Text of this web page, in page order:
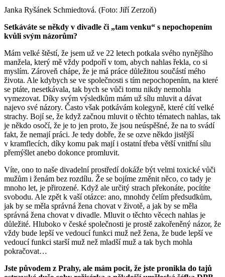
Janka Ryšánek Schmiedtová. (Foto: Jiří Zerzoň)
Setkáváte se někdy v divadle či „tam venku“ s nepochopením
kvůli svým názorům?
Mám velké štěstí, že jsem už ve 22 letech potkala svého nynějšího
manžela, který mě vždy podpoří v tom, abych nahlas řekla, co si
myslím. Zároveň chápe, že je má práce důležitou součástí mého
života. Ale kdybych se ve společnosti s tím nepochopením, na které
se ptáte, nesetkávala, tak bych se vůči tomu nikdy nemohla
vymezovat. Díky svým výsledkům mám už sílu mluvit a dávat
najevo své názory. Často však potkávám kolegyně, které cítí velké
strachy. Bojí se, že když začnou mluvit o těchto tématech nahlas, tak
je někdo osočí, že je to jen proto, že jsou neúspěšné, že na to svádí
fakt, že nemají práci. Je tedy dobře, že se ozve někdo jistější
v kramflecích, díky komu pak mají i ostatní třeba větší vnitřní sílu
přemýšlet anebo dokonce promluvit.
Víte, ono to naše divadelní prostředí dokáže být velmi toxické vůči
mužům i ženám bez rozdílu. Že se bojíme změnit něco, co tady je
mnoho let, je přirozené. Když ale určitý strach překonáte, pocítíte
svobodu. Ale zpět k vaší otázce: ano, mnohdy čelím předsudkům,
jak by se měla správná žena chovat v životě, a jak by se měla
správná žena chovat v divadle. Mluvit o těchto věcech nahlas je
důležité. Hluboko v české společnosti je prostě zakořeněný názor, že
vždy bude lepší ve vedoucí funkci muž než žena, že bude lepší ve
vedoucí funkci starší muž než mladší muž a tak bych mohla
pokračovat…
Jste původem z Prahy, ale mám pocit, že jste pronikla do tajů